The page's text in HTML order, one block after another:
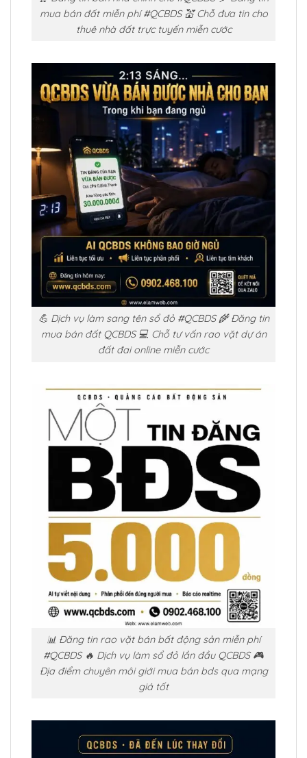
mua bán đất miễn phí #QCBDS 💒 Chỗ đưa tin cho
thuê nhà đất trực tuyến miễn cước
💪 Dịch vụ làm sang tên sổ đỏ #QCBDS 🌾 Đăng tin
mua bán đất QCBDS 💻 Chỗ tư vấn rao vặt dự án
đất đai online miễn cước
📊 Đăng tin rao vặt bán bất động sản miễn phí
#QCBDS 🔥 Dịch vụ làm sổ đỏ lần đầu QCBDS 🎮
Địa điểm chuyên môi giới mua bán bds qua mạng
giá tốt